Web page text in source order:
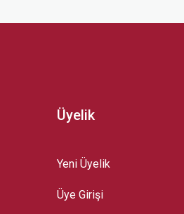
Üyelik
Yeni Üyelik
Üye Girişi